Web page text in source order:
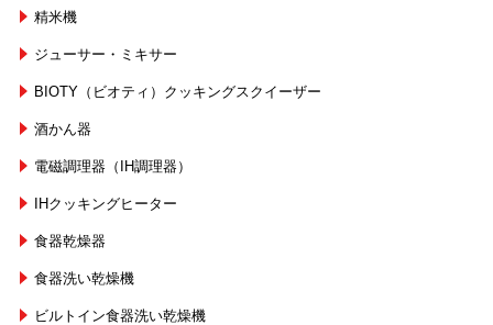
精米機
ジューサー・ミキサー
BIOTY（ビオティ）クッキングスクイーザー
酒かん器
電磁調理器（IH調理器）
IHクッキングヒーター
食器乾燥器
食器洗い乾燥機
ビルトイン食器洗い乾燥機